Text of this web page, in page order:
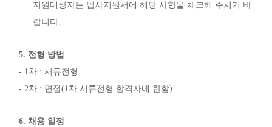
지원대상자는 입사지원서에 해당 사항을 체크해 주시기 바
랍니다.
5. 전형 방법
- 1차 : 서류전형
- 2차 : 면접(1차 서류전형 합격자에 한함)
6. 채용 일정